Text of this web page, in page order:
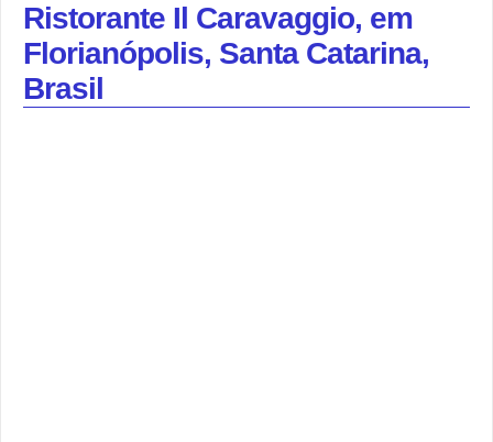
Ristorante Il Caravaggio, em
Florianópolis, Santa Catarina,
Brasil